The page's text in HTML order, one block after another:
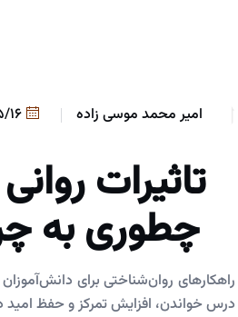
امیر محمد موسی زاده
تاثیرات
چطوری به
راهکارهای روان‌شناختی برای
درس خواندن، افزایش تمرکز و حفظ امید